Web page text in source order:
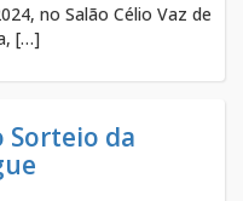
no Salão Célio Vaz de
[…]
Sorteio da